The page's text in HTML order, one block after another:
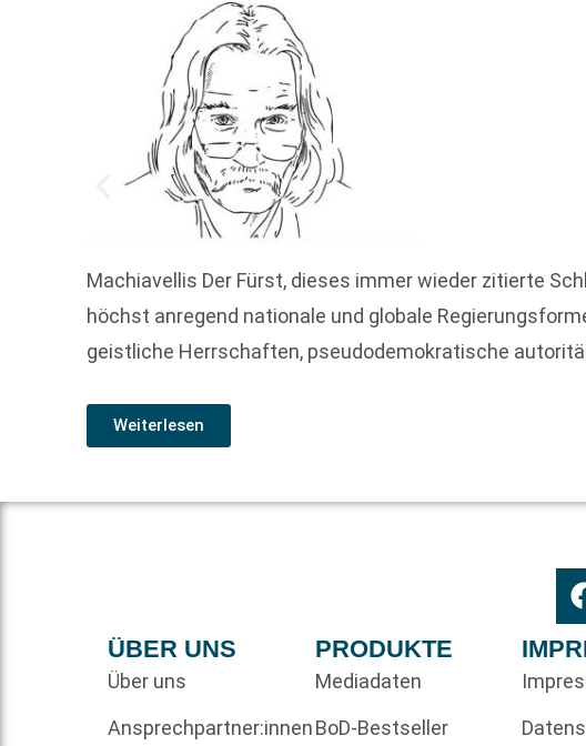
Machiavellis Der Fürst, dieses immer wieder zitierte
höchst anregend nationale und globale
geistliche Herrschaften, pseudodemokratische
Weiterlesen
ÜBER UNS
Über uns
Ansprechpartner:innen
PRODUKTE
Mediadaten
BoD-Bestseller